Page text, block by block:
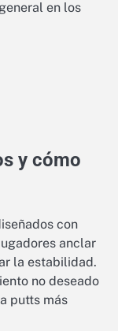
en los
y cómo
con
anclar
la estabilidad.
no deseado
putts más